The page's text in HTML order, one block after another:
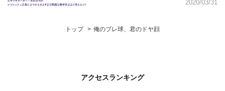
2020/03/31
トップ 俺のブレ球、君のドヤ顔
アクセスランキング